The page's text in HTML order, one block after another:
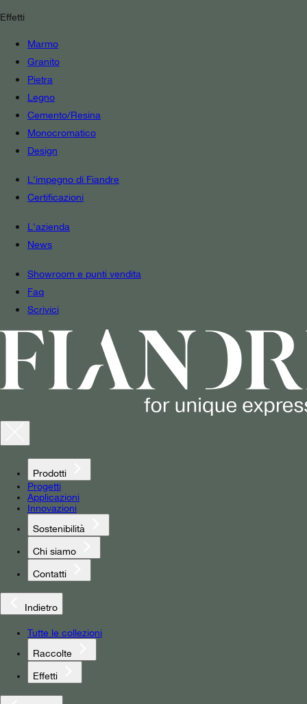
Effetti
Marmo
Granito
Pietra
Legno
Cemento/Resina
Monocromatico
Design
L'impegno di Fiandre
Certificazioni
L'azienda
News
Showroom e punti vendita
Faq
Scrivici
Prodotti
Progetti
Applicazioni
Innovazioni
Sostenibilità
Chi siamo
Contatti
Indietro
Tutte le collezioni
Raccolte
Effetti